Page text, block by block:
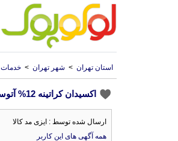
استان تهران > شهر تهران > خدمات
اکسیدان کراتینه 12% آتوسا رویال 180 میل
ارسال شده توسط : ایزی مد کالا
همه آگهی های این کاربر